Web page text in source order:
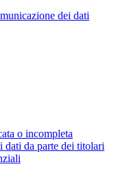
dei dati
o incompleta
dati da parte dei titolari